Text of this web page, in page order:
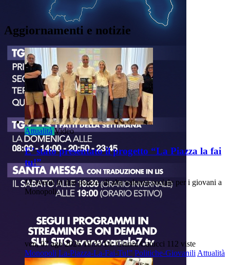
Aggiornamenti e notizie
Attualità Video
E’ stato presentato il progetto “La Piazza la fai
tu!”
12 eventi in due piazze, di alta valenza sociale per i giovani a
Monopoli.
ven, 07 ago 2026 19:33 Di: Gianni Catucci 112 viste
Monopoli La-Piazza-La-Fai-Tu!” Politiche-Giovanili Attualità